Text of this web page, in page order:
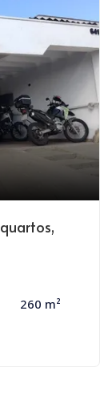
260 m²